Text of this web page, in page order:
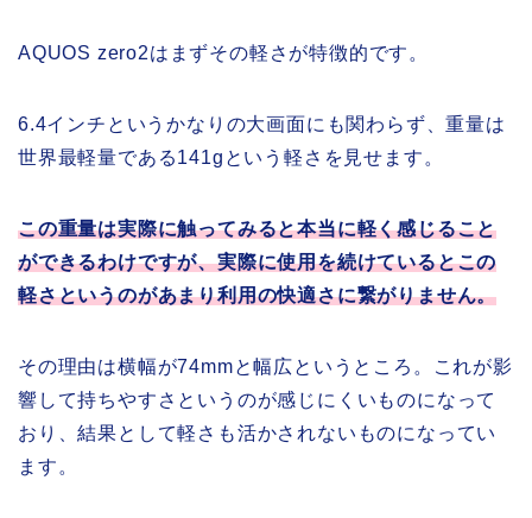
AQUOS zero2はまずその軽さが特徴的です。
6.4インチというかなりの大画面にも関わらず、重量は
世界最軽量である141gという軽さを見せます。
この重量は実際に触ってみると本当に軽く感じること
ができるわけですが、実際に使用を続けているとこの
軽さというのがあまり利用の快適さに繋がりません。
その理由は横幅が74mmと幅広というところ。これが影
響して持ちやすさというのが感じにくいものになって
おり、結果として軽さも活かされないものになってい
ます。